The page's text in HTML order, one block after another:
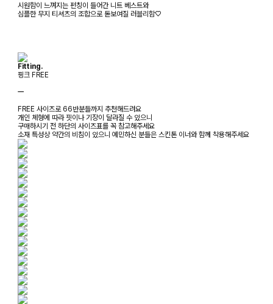
시원함이 느껴지는 펀칭이 들어간 니트 베스트와
심플한 무지 티셔츠의 조합으로 돋보여질 러블리함♡
Fitting.
핑크 FREE
ㅡ
FREE 사이즈로 66반분들까지 추천해드려요
개인 체형에 따라 핏이나 기장이 달라질 수 있으니
구매하시기 전 하단의 사이즈표를 꼭 참고해주세요
소재 특성상 약간의 비침이 있으니 예민하신 분들은 스킨톤 이너와 함께 착용해주세요